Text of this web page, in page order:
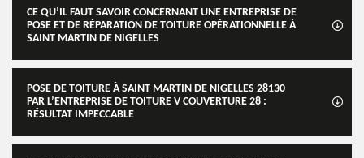
CE QU’IL FAUT SAVOIR CONCERNANT UNE ENTREPRISE DE
POSE ET DE RÉPARATION DE TOITURE OPÉRATIONNELLE À
SAINT MARTIN DE NIGELLES
POSE DE TOITURE À SAINT MARTIN DE NIGELLES 28130
PAR L’ENTREPRISE DE TOITURE V COUVERTURE 28 :
RÉSULTAT IMPECCABLE